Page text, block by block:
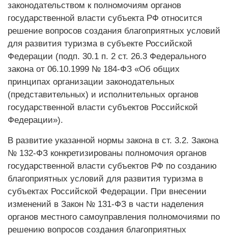
законодательством к полномочиям органов
государственной власти субъекта РФ относится
решение вопросов создания благоприятных условий
для развития туризма в субъекте Российской
Федерации (подп. 30.1 п. 2 ст. 26.3 Федерального
закона от 06.10.1999 № 184-ФЗ «Об общих
принципах организации законодательных
(представительных) и исполнительных органов
государственной власти субъектов Российской
Федерации»).
В развитие указанной нормы закона в ст. 3.2. Закона
№ 132-ФЗ конкретизированы полномочия органов
государственной власти субъектов РФ по созданию
благоприятных условий для развития туризма в
субъектах Российской Федерации. При внесении
изменений в Закон № 131-ФЗ в части наделения
органов местного самоуправления полномочиями по
решению вопросов создания благоприятных